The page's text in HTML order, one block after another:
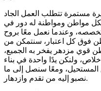
مستمرة تتطلب العمل الجاد
فكل مواطن ومواطنة له دور في
وعندما نعمل معًا بروح
فوق كل اعتبار، سنتمكن من
قوي مزدهر يفخر به الجميع،
ولنكن يدًا واحدة في بناء
المستحيل، ومعًا سنصل إلى ما
نصبو إليه من تقدم وازدهار.